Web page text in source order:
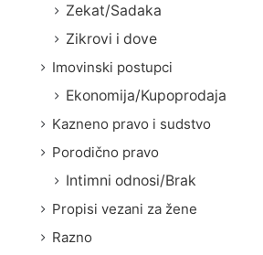
Zekat/Sadaka
Zikrovi i dove
Imovinski postupci
Ekonomija/Kupoprodaja
Kazneno pravo i sudstvo
Porodično pravo
Intimni odnosi/Brak
Propisi vezani za žene
Razno